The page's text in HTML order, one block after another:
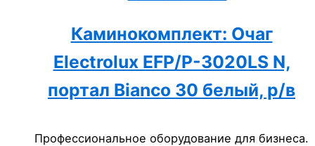
Каминокомплект: Очаг
Electrolux EFP/P-3020LS N,
портал Bianco 30 белый, р/в
Профессиональное оборудование для бизнеса.